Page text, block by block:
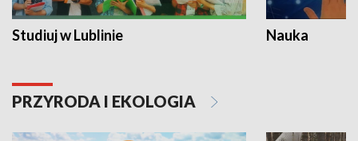
Studiuj w Lublinie Nauka
PRZYRODA I EKOLOGIA